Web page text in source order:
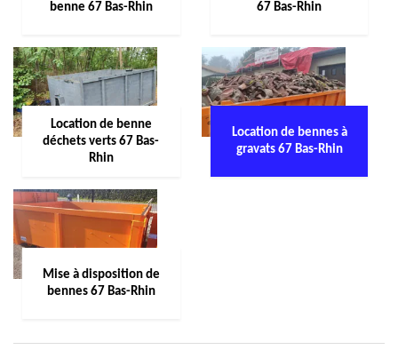
benne 67 Bas-Rhin
67 Bas-Rhin
Location de benne
déchets verts 67 Bas-
Rhin
Location de bennes à
gravats 67 Bas-Rhin
Mise à disposition de
bennes 67 Bas-Rhin